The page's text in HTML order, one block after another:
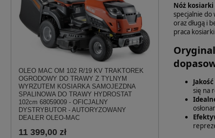
OLEO MAC OM 102 R/19 KV TRAKTOREK
OGRODOWY DO TRAWY Z TYLNYM
WYRZUTEM KOSIARKA SAMOJEZDNA
SPALINOWA DO TRAWY HYDROSTAT
102cm 68059009 - OFICJALNY
DYSTRYBUTOR - AUTORYZOWANY
DEALER OLEO-MAC
11 399,00 zł
Nóż kosiarki
specjalnie do
oraz długą i
praca
się na